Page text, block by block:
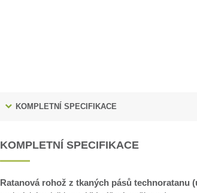
KOMPLETNÍ SPECIFIKACE
KOMPLETNÍ SPECIFIKACE
Ratanová rohož z tkaných pásů technoratanu